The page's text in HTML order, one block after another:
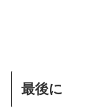
最後に